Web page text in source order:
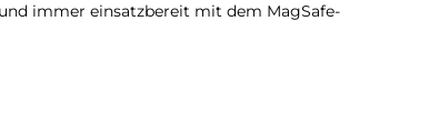
immer einsatzbereit mit dem MagSafe-